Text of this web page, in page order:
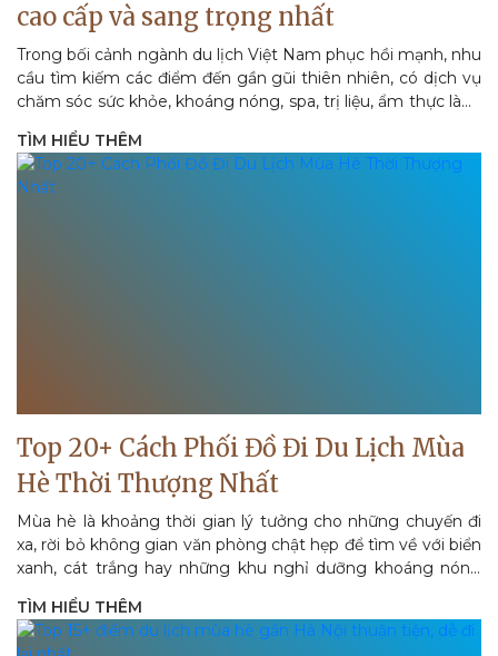
cao cấp và sang trọng nhất
Trong bối cảnh ngành du lịch Việt Nam phục hồi mạnh, nhu
cầu tìm kiếm các điểm đến gần gũi thiên nhiên, có dịch vụ
chăm sóc sức khỏe, khoáng nóng, spa, trị liệu, ẩm thực lành
TÌM HIỂU THÊM
Top 20+ Cách Phối Đồ Đi Du Lịch Mùa
Hè Thời Thượng Nhất
Mùa hè là khoảng thời gian lý tưởng cho những chuyến đi
xa, rời bỏ không gian văn phòng chật hẹp để tìm về với biển
xanh, cát trắng hay những khu nghỉ dưỡng khoáng nóng
TÌM HIỂU THÊM